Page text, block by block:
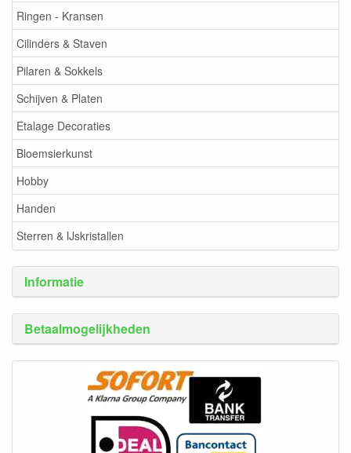
Ringen - Kransen
Cilinders & Staven
Pilaren & Sokkels
Schijven & Platen
Etalage Decoraties
Bloemsierkunst
Hobby
Handen
Sterren & IJskristallen
Informatie
Betaalmogelijkheden